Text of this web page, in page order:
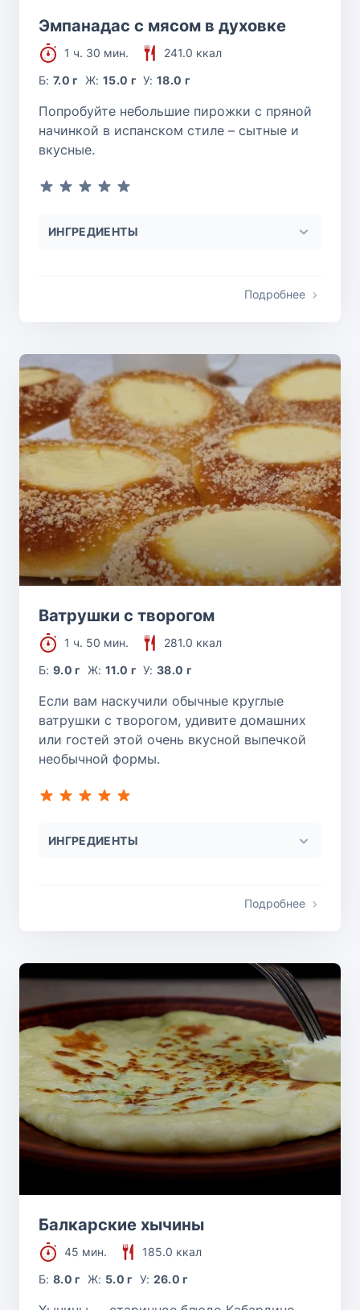
Эмпанадас с мясом в духовке
1 ч. 30 мин.
241.0 ккал
Б:7.0 г Ж: 15.0 г У:18.0 г
Попробуйте небольшие пирожки с пряной
начинкой в испанском стиле – сытные и
вкусные.
ИНГРЕДИЕНТЫ
Подробнее
Ватрушки с творогом
1 ч. 50 мин.
281.0 ккал
Б:9.0 г Ж: 11.0 г У:38.0 г
Если вам наскучили обычные круглые
ватрушки с творогом, удивите домашних
или гостей этой очень вкусной выпечкой
необычной формы.
ИНГРЕДИЕНТЫ
Подробнее
Балкарские хычины
45 мин.
185.0 ккал
Б:8.0 г Ж: 5.0 г У: 26.0 г